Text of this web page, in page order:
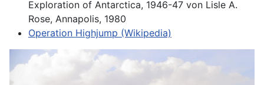
Exploration of Antarctica, 1946-47 von Lisle A.
Rose, Annapolis, 1980
Operation Highjump (Wikipedia)